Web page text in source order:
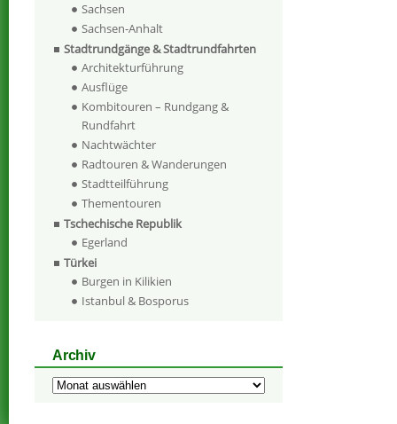
Sachsen
Sachsen-Anhalt
Stadtrundgänge & Stadtrundfahrten
Architekturführung
Ausflüge
Kombitouren – Rundgang &
Rundfahrt
Nachtwächter
Radtouren & Wanderungen
Stadtteilführung
Thementouren
Tschechische Republik
Egerland
Türkei
Burgen in Kilikien
Istanbul & Bosporus
Archiv
Archiv